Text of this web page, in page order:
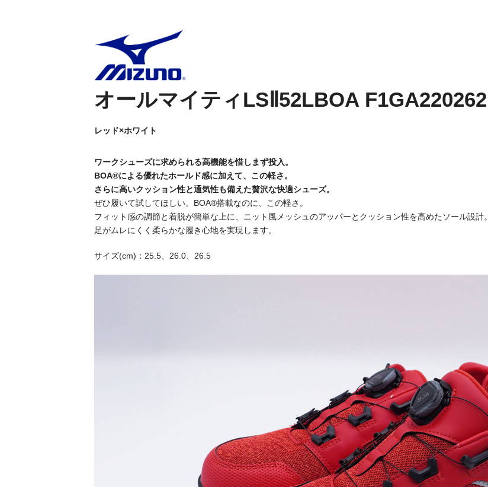
オールマイティLSⅡ52LBOA F1GA220262
レッド×ホワイト
ワークシューズに求められる高機能を惜しまず投入。
BOA®による優れたホールド感に加えて、この軽さ。
さらに高いクッション性と通気性も備えた贅沢な快適シューズ。
ぜひ履いて試してほしい。BOA®搭載なのに、この軽さ。
フィット感の調節と着脱が簡単な上に、ニット風メッシュのアッパーとクッション性を高めたソール設計。
足がムレにくく柔らかな履き心地を実現します。
サイズ(cm)：25.5、26.0、26.5